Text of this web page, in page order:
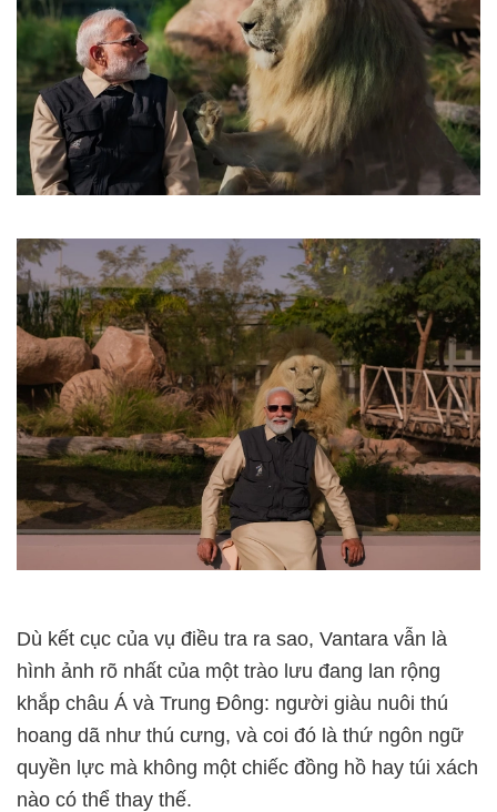
Dù kết cục của vụ điều tra ra sao, Vantara vẫn là
hình ảnh rõ nhất của một trào lưu đang lan rộng
khắp châu Á và Trung Đông: người giàu nuôi thú
hoang dã như thú cưng, và coi đó là thứ ngôn ngữ
quyền lực mà không một chiếc đồng hồ hay túi xách
nào có thể thay thế.